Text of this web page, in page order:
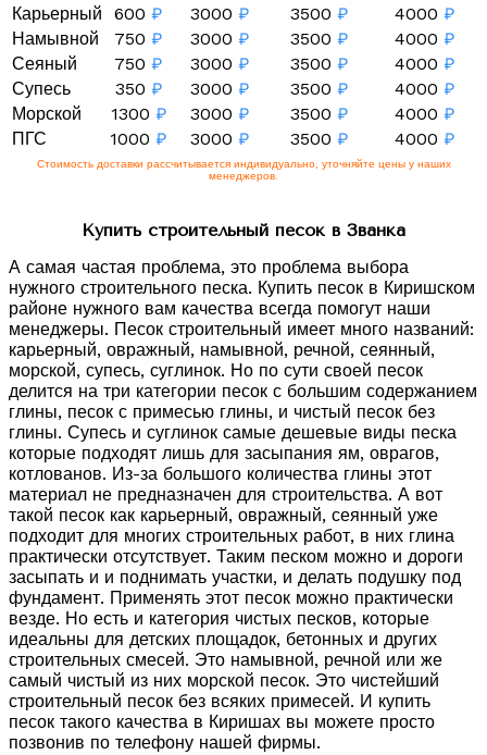
Карьерный
600 ₽ 3000 ₽ 3500 ₽ 4000 ₽
Намывной
750 ₽ 3000 ₽ 3500 ₽ 4000 ₽
Сеяный
750 ₽ 3000 ₽ 3500 ₽ 4000 ₽
Супесь
350 ₽ 3000 ₽ 3500 ₽ 4000 ₽
Морской
1300 ₽ 3000 ₽ 3500 ₽ 4000 ₽
ПГС
1000 ₽ 3000 ₽ 3500 ₽ 4000 ₽
Стоимость доставки рассчитывается индивидуально, уточняйте цены у наших
менеджеров.
Купить строительный песок в Званка
А самая частая проблема, это проблема выбора
нужного строительного песка. Купить песок в Киришском
районе нужного вам качества всегда помогут наши
менеджеры. Песок строительный имеет много названий:
карьерный, овражный, намывной, речной, сеянный,
морской, супесь, суглинок. Но по сути своей песок
делится на три категории песок с большим содержанием
глины, песок с примесью глины, и чистый песок без
глины. Супесь и суглинок самые дешевые виды песка
которые подходят лишь для засыпания ям, оврагов,
котлованов. Из-за большого количества глины этот
материал не предназначен для строительства. А вот
такой песок как карьерный, овражный, сеянный уже
подходит для многих строительных работ, в них глина
практически отсутствует. Таким песком можно и дороги
засыпать и и поднимать участки, и делать подушку под
фундамент. Применять этот песок можно практически
везде. Но есть и категория чистых песков, которые
идеальны для детских площадок, бетонных и других
строительных смесей. Это намывной, речной или же
самый чистый из них морской песок. Это чистейший
строительный песок без всяких примесей. И купить
песок такого качества в Киришах вы можете просто
позвонив по телефону нашей фирмы.